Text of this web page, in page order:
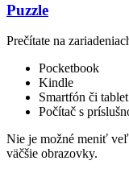
Puzzle
Prečítate na
Pocketbook
Kindle
Smartfón či
Počítač s
Nie je možné meniť
väčšie obrazovky.